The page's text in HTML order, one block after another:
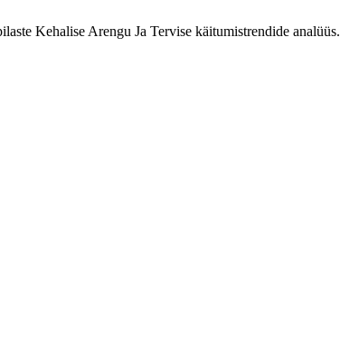
Kehalise Arengu Ja Tervise käitumistrendide analüüs.